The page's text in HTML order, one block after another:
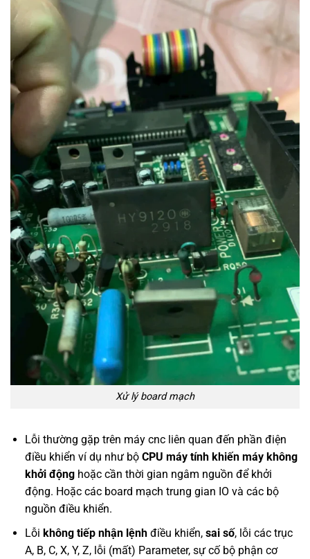
Xử lý board mạch
Lỗi thường gặp trên máy cnc liên quan đến phần điện
điều khiển ví dụ như bộ CPU máy tính khiến máy không
khởi độnghoặc cần thời gian ngâm nguồn để khởi
động. Hoặc các board mạch trung gian IO và các bộ
nguồn điều khiển.
Lỗi không tiếp nhận lệnhđiều khiển, sai số, lỗi các trục
A, B, C, X, Y, Z, lỗi (mất) Parameter, sự cố bộ phận cơ